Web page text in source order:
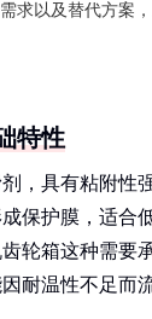
求以及替代方案
特性
，具有粘附性
保护膜，适合
轮箱这种需要
耐温性不足而